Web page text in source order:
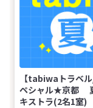
【tabiwaトラベ
ペシャル★京都
キストラ(2名1室)